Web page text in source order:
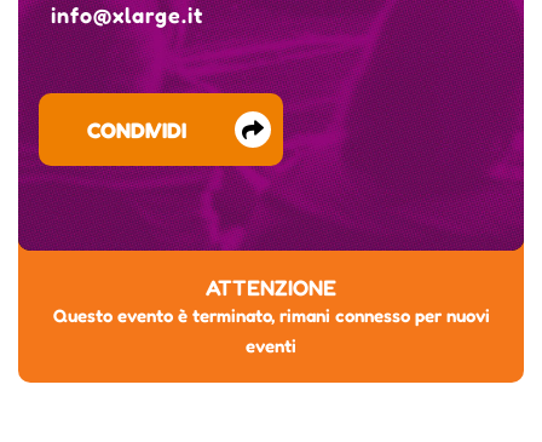
info@xlarge.it
CONDIVIDI
ATTENZIONE
Questo evento è terminato, rimani connesso per nuovi
eventi